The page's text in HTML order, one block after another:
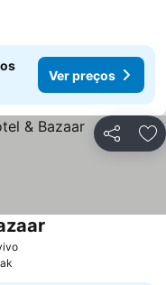
Ver preços
Partilhar